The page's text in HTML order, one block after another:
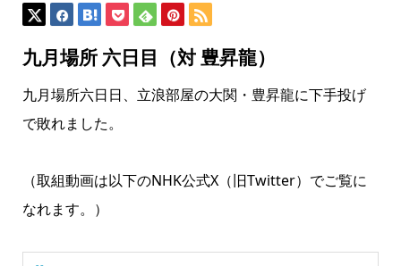
九月場所 六日目（対 豊昇龍）
九月場所六日日、立浪部屋の大関・豊昇龍に下手投げ
で敗れました。
（取組動画は以下のNHK公式X（旧Twitter）でご覧に
なれます。）